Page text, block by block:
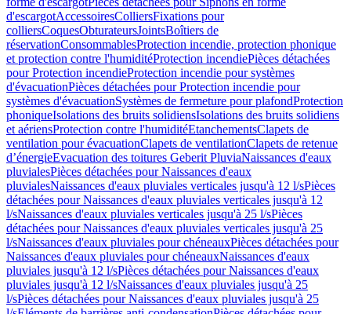
d'escargotAccessoiresColliersFixations pour
colliersCoquesObturateursJointsBoîtiers de
réservationConsommablesProtection incendie, protection phonique
et protection contre l'humiditéProtection incendiePièces détachées
pour Protection incendieProtection incendie pour systèmes
d'évacuationPièces détachées pour Protection incendie pour
systèmes d'évacuationSystèmes de fermeture pour plafondProtection
phoniqueIsolations des bruits solidiensIsolations des bruits solidiens
et aériensProtection contre l'humiditéEtanchementsClapets de
ventilation pour évacuationClapets de ventilationClapets de retenue
d’énergieEvacuation des toitures Geberit PluviaNaissances d'eaux
pluvialesPièces détachées pour Naissances d'eaux
pluvialesNaissances d'eaux pluviales verticales jusqu'à 12 l/sPièces
détachées pour Naissances d'eaux pluviales verticales jusqu'à 12
l/sNaissances d'eaux pluviales verticales jusqu'à 25 l/sPièces
détachées pour Naissances d'eaux pluviales verticales jusqu'à 25
l/sNaissances d'eaux pluviales pour chéneauxPièces détachées pour
Naissances d'eaux pluviales pour chéneauxNaissances d'eaux
pluviales jusqu'à 12 l/sPièces détachées pour Naissances d'eaux
pluviales jusqu'à 12 l/sNaissances d'eaux pluviales jusqu'à 25
l/sPièces détachées pour Naissances d'eaux pluviales jusqu'à 25